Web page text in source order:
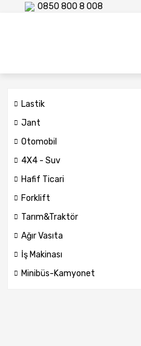
0850 800 8 008
Lastik
Jant
Otomobil
4X4 - Suv
Hafif Ticari
Forklift
Tarım&Traktör
Ağır Vasıta
İş Makinası
Minibüs-Kamyonet